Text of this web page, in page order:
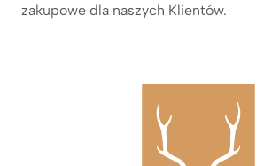
zakupowe dla naszych Klientów.